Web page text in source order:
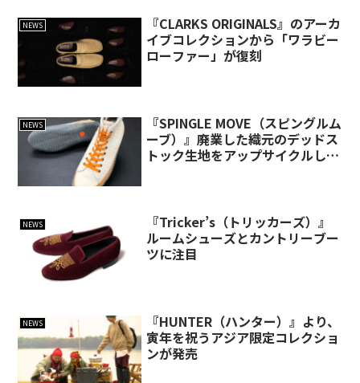
NEWS
『CLARKS ORIGINALS』のアーカ
イブコレクションから「ワラビー
ローファー」が復刻
NEWS
『SPINGLE MOVE（スピングルム
ーブ）』廃業した織元のデッドス
トック生地をアップサイクルした
NEWS
『Tricker’s（トリッカーズ）』
ルームシューズとカントリーブー
ツに注目
NEWS
『HUNTER（ハンター）』より、
寅年を祝うアジア限定コレクショ
ンが発売